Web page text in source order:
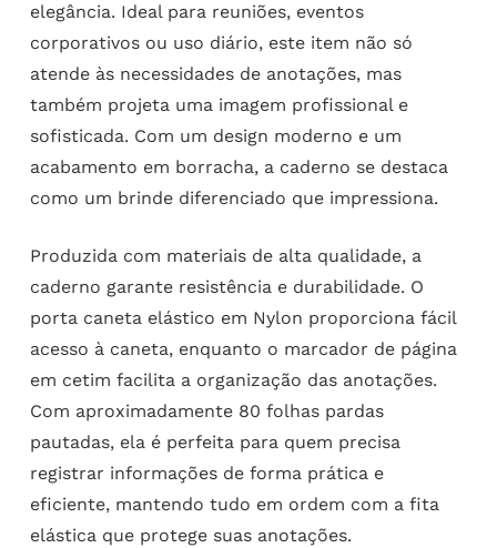
elegância. Ideal para reuniões, eventos
corporativos ou uso diário, este item não só
atende às necessidades de anotações, mas
também projeta uma imagem profissional e
sofisticada. Com um design moderno e um
acabamento em borracha, a caderno se destaca
como um brinde diferenciado que impressiona.
Produzida com materiais de alta qualidade, a
caderno garante resistência e durabilidade. O
porta caneta elástico em Nylon proporciona fácil
acesso à caneta, enquanto o marcador de página
em cetim facilita a organização das anotações.
Com aproximadamente 80 folhas pardas
pautadas, ela é perfeita para quem precisa
registrar informações de forma prática e
eficiente, mantendo tudo em ordem com a fita
elástica que protege suas anotações.